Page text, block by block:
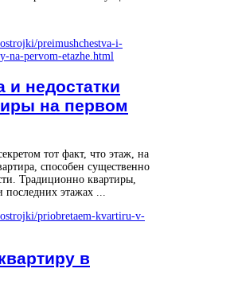
недостатки
на первом
тот факт, что этаж, на
способен существенно
Традиционно квартиры,
последних этажах ...
в